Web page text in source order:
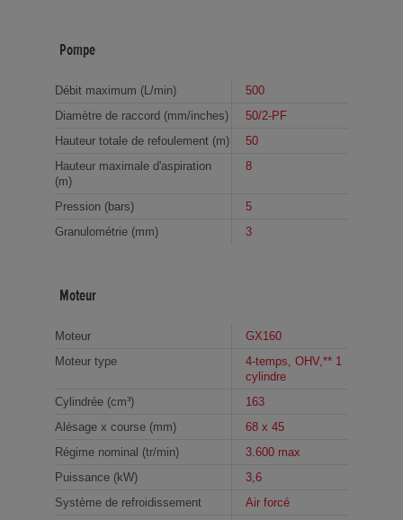
Pompe
Débit maximum (L/min)
500
Diamètre de raccord (mm/inches)
50/2-PF
Hauteur totale de refoulement (m)
50
Hauteur maximale d'aspiration
(m)
8
Pression (bars)
5
Granulométrie (mm)
3
Moteur
Moteur
GX160
Moteur type
4-temps, OHV,** 1
cylindre
Cylindrée (cm³)
163
Alésage x course (mm)
68 x 45
Régime nominal (tr/min)
3.600 max
Puissance (kW)
3,6
Système de refroidissement
Air forcé